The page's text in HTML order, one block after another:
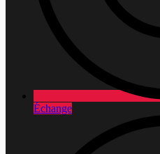
Échange